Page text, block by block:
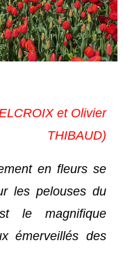
et Olivier
THIBAUD)
en fleurs se
les pelouses du
le magnifique
émerveillés des